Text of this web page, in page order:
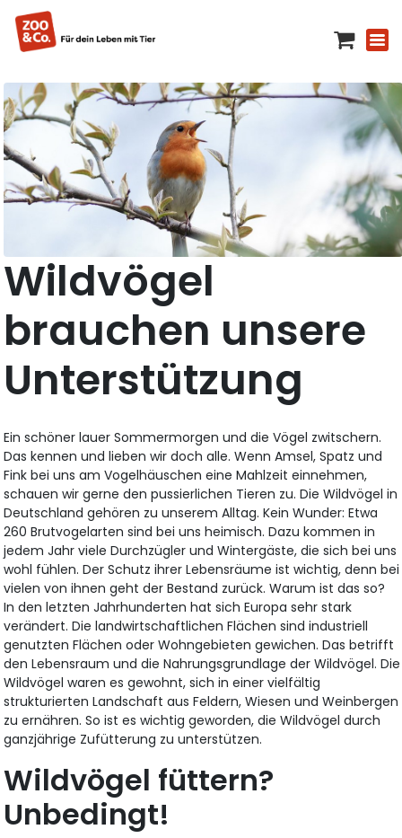
Wildvögel
brauchen unsere
Unterstützung
Ein schöner lauer Sommermorgen und die Vögel zwitschern.
Das kennen und lieben wir doch alle. Wenn Amsel, Spatz und
Fink bei uns am Vogelhäuschen eine Mahlzeit einnehmen,
schauen wir gerne den pussierlichen Tieren zu. Die Wildvögel in
Deutschland gehören zu unserem Alltag. Kein Wunder: Etwa
260 Brutvogelarten sind bei uns heimisch. Dazu kommen in
jedem Jahr viele Durchzügler und Wintergäste, die sich bei uns
wohl fühlen. Der Schutz ihrer Lebensräume ist wichtig, denn bei
vielen von ihnen geht der Bestand zurück. Warum ist das so?
In den letzten Jahrhunderten hat sich Europa sehr stark
verändert. Die landwirtschaftlichen Flächen sind industriell
genutzten Flächen oder Wohngebieten gewichen. Das betrifft
den Lebensraum und die Nahrungsgrundlage der Wildvögel. Die
Wildvögel waren es gewohnt, sich in einer vielfältig
strukturierten Landschaft aus Feldern, Wiesen und Weinbergen
zu ernähren. So ist es wichtig geworden, die Wildvögel durch
ganzjährige Zufütterung zu unterstützen.
Wildvögel füttern?
Unbedingt!